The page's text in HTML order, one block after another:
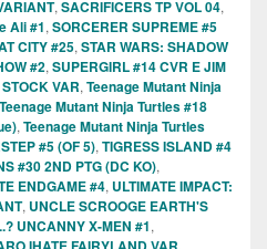
, SACRIFICERS TP VOL 04,
Ali #1, SORCERER SUPREME #5
CITY #25, STAR WARS: SHADOW
#2, SUPERGIRL #14 CVR E JIM
VAR, Teenage Mutant Ninja
Teenage Mutant Ninja Turtles #18
, Teenage Mutant Ninja Turtles
#5 (OF 5), TIGRESS ISLAND #4
#30 2ND PTG (DC KO),
ENDGAME #4, ULTIMATE IMPACT:
, UNCLE SCROOGE EARTH'S
UNCANNY X-MEN #1,
,